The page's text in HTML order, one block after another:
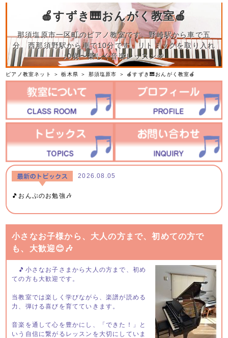
🍎すずき🎹おんがく教室🍎
那須塩原市一区町のピアノ教室です。野崎駅から車で五
分、西那須野駅から車で10分です。リトミックを取り入れ
♪0歳〜楽しく音楽レッスン🌱
ピアノ教室ネット ＞栃木県 ＞ 那須塩原市 ＞ 🍎すずき🎹おんがく教室🍎
2026.08.05
🎵おんぷのお勉強🎶
小さなお子様から、大人の方まで、初めての方で
も、大歓迎😊🎶
🎵小さなお子さまから大人の方まで、初め
ての方も大歓迎です。
当教室では楽しく学びながら、楽譜が読める
力、弾ける喜びを育てていきます。
音楽を通して心を豊かにし、「できた！」と
いう自信に繋がるレッスンを大切にしていま